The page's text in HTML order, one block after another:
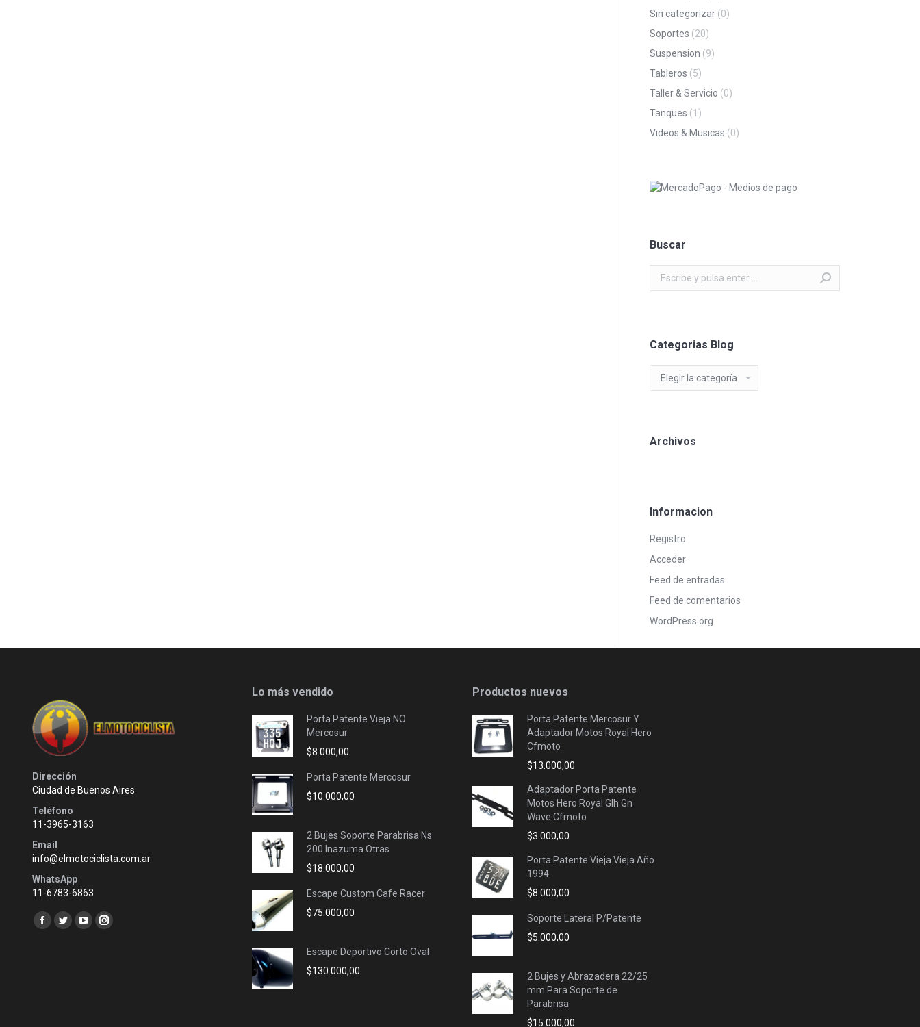
Sin categorizar (0)
Soportes (20)
Suspension (9)
Tableros (5)
Taller & Servicio (0)
Tanques (1)
Videos & Musicas (0)
Buscar
Categorias Blog
Blog
Archivos
Informacion
Registro
Acceder
Feed de entradas
Feed de comentarios
WordPress.org
Dirección
Ciudad de Buenos Aires
Teléfono
11-3965-3163
Email
info@elmotociclista.com.ar
WhatsApp
11-6783-6863
Encuéntranos en:
Facebook
TwitterYouTubeInstagram
Lo más vendido
Porta Patente Vieja NO
Mercosur
$8.000,00
Porta Patente Mercosur
$10.000,00
2 Bujes Soporte Parabrisa Ns
200 Inazuma Otras
$18.000,00
Escape Custom Cafe Racer
$75.000,00
Escape Deportivo Corto Oval
$130.000,00
Productos nuevos
Porta Patente Mercosur Y
Adaptador Motos Royal Hero
Cfmoto
$13.000,00
Adaptador Porta Patente
Motos Hero Royal Glh Gn
Wave Cfmoto
$3.000,00
Porta Patente Vieja Vieja Año
1994
$8.000,00
Soporte Lateral P/Patente
$5.000,00
2 Bujes y Abrazadera 22/25
mm Para Soporte de
Parabrisa
$15.000,00